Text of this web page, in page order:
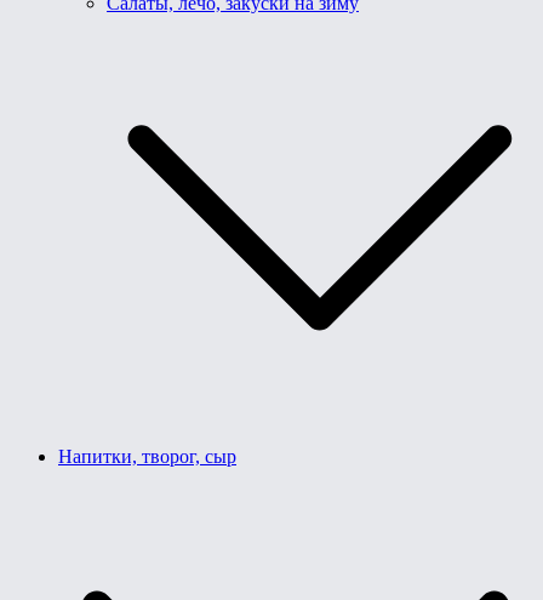
Напитки, творог, сыр